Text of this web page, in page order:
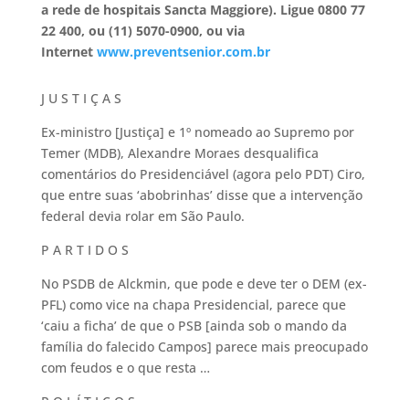
a rede de hospitais Sancta Maggiore). Ligue 0800 77
22 400, ou (11) 5070-0900, ou via
Internet www.preventsenior.com.br
J U S T I Ç A S
Ex-ministro [Justiça] e 1º nomeado ao Supremo por
Temer (MDB), Alexandre Moraes desqualifica
comentários do Presidenciável (agora pelo PDT) Ciro,
que entre suas ‘abobrinhas’ disse que a intervenção
federal devia rolar em São Paulo.
P A R T I D O S
No PSDB de Alckmin, que pode e deve ter o DEM (ex-
PFL) como vice na chapa Presidencial, parece que
‘caiu a ficha’ de que o PSB [ainda sob o mando da
família do falecido Campos] parece mais preocupado
com feudos e o que resta …